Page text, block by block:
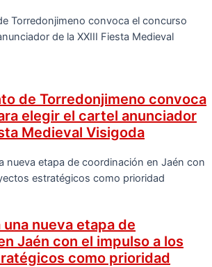
de Torredonjimeno convoca
elegir el cartel anunciador
Medieval Visigoda
nueva etapa de
Jaén con el impulso a los
como prioridad